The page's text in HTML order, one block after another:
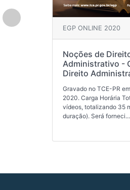
EGP ONLINE 2020
Noções de
Administrativo -
Direito
Gravado no TCE-PR
2020. Carga Horária
vídeos, totalizando 35
duração). Será forneci...